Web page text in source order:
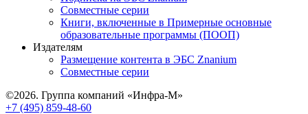
Совместные серии
Книги, включенные в Примерные основные
образовательные программы (ПООП)
Издателям
Размещение контента в ЭБС Znanium
Совместные серии
©2026. Группа компаний «Инфра-М»
+7 (495) 859-48-60